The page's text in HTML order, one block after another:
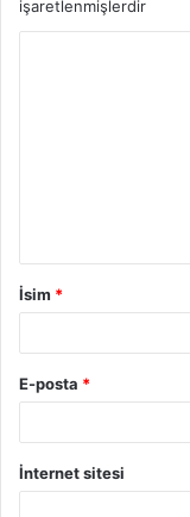
işaretlenmişlerdir
İsim *
E-posta *
İnternet sitesi